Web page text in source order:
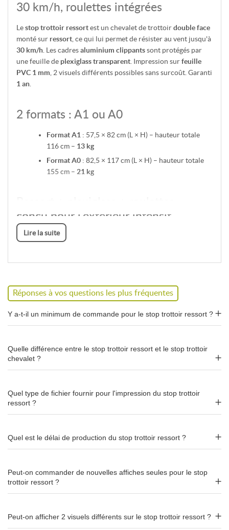
30 km/h, roulettes intégrées
Lestop trottoir ressortest un chevalet de trottoirdouble face
monté sur ressort, ce qui lui permet de résister au vent jusqu'à
30 km/h. Les cadresaluminium clippantssont protégés par
une feuille de plexiglass transparent. Impression surfeuille
PVC 1 mm, 2 visuels différents possibles sans surcoût. Garanti
1 an.
2 formats : A1 ou A0
Format A1 : 57,5 × 82 cm (L × H) – hauteur totale
116 cm – 13 kg
Format A0 : 82,5 × 117 cm (L × H) – hauteur totale
155 cm – 21 kg
conçu pour l'extérieur intensif
Le mécanisme à
Alternatives dans la gammeStop-
trottoirs
trottoir chevalet(cadres clippants, 11-18 kg). Pour une
finition noire : le
premium : lestop trottoir élégant. Pour un format pliable : le
Caractéristiques
Hauteur totale 116 cm (A1) ou 155 cm (A0)
Poids 13 kg(A1) ou21 kg(A0)
Mécanisme Ressort – résiste au vent jusqu'à
Lire la suite
Réponses à vos questions les plus fréquentes
Y a-t-il un minimum de commande pour le stop trottoir ressort ?
Quelle différence entre le stop trottoir ressort et le stop trottoir
chevalet ?
Quel type de fichier fournir pour l'impression du stop trottoir
ressort ?
Quel est le délai de production du stop trottoir ressort ?
Peut-on commander de nouvelles affiches seules pour le stop
trottoir ressort ?
Peut-on afficher 2 visuels différents sur le stop trottoir ressort ?